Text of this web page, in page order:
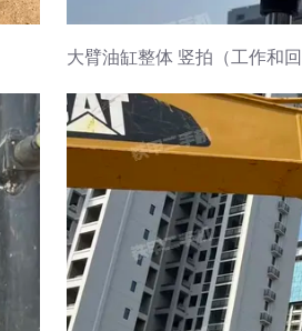
大臂油缸整体 竖拍（工作和